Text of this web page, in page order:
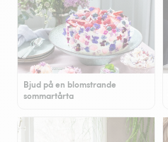
Bjud på en blomstrande
sommartårta